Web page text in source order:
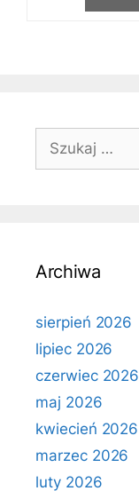
Szukaj:
Archiwa
sierpień 2026
lipiec 2026
czerwiec 2026
maj 2026
kwiecień 2026
marzec 2026
luty 2026